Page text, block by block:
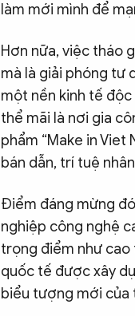
làm mới mình để
Hơn nữa, việc tháo
mà là giải phóng tư
một nền kinh tế
thể mãi là nơi gia
phẩm “Make in
bán dẫn, trí tuệ
Điểm đáng mừng
nghiệp công nghệ
trọng điểm như cao
quốc tế được xây
biểu tượng mới của